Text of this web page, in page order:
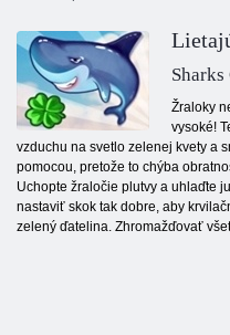
Žraloky
vysoké!
vzduchu na svetlo zelenej kvety a
pomocou, pretože to chýba
Uchopte žraločie plutvy a uhlaďte
nastaviť skok tak dobre, aby
zelený ďatelina. Zhromažďovať